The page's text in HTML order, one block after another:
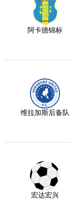
阿卡德锦标
维拉加斯后备队
宏达宏兴